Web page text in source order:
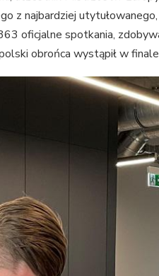
z najbardziej
oficjalne spotkania,
obrońca wystąpił w